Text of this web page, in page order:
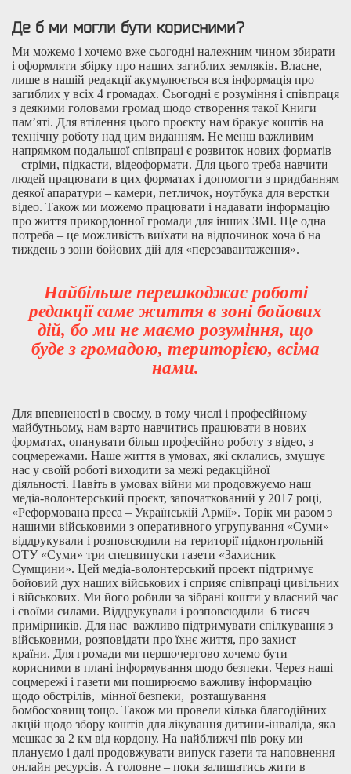
Де б ми могли бути корисними?
Ми можемо і хочемо вже сьогодні належним чином збирати
і оформляти збірку про наших загиблих земляків. Власне,
лише в нашій редакції акумулюється вся інформація про
загиблих у всіх 4 громадах. Сьогодні є розуміння і співпраця
з деякими головами громад щодо створення такої Книги
пам’яті. Для втілення цього проєкту нам бракує коштів на
технічну роботу над цим виданням. Не менш важливим
напрямком подальшої співпраці є розвиток нових форматів
– стріми, підкасти, відеоформати. Для цього треба навчити
людей працювати в цих форматах і допомогти з придбанням
деякої апаратури – камери, петличок, ноутбука для верстки
відео. Також ми можемо працювати і надавати інформацію
про життя прикордонної громади для інших ЗМІ. Ще одна
потреба – це можливість виїхати на відпочинок хоча б на
тиждень з зони бойових дій для «перезавантаження».
Найбільше перешкоджає роботі
редакції саме життя в зоні бойових
дій, бо ми не маємо розуміння, що
буде з громадою, територією, всіма
нами.
Для впевненості в своєму, в тому числі і професійному
майбутньому, нам варто навчитись працювати в нових
форматах, опанувати більш професійно роботу з відео, з
соцмережами. Наше життя в умовах, які склались, змушує
нас у своїй роботі виходити за межі редакційної
діяльності. Навіть в умовах війни ми продовжуємо наш
медіа-волонтерський проєкт, започаткований у 2017 році,
«Реформована преса – Українській Армії». Торік ми разом з
нашими військовими з оперативного угрупування «Суми»
віддрукували і розповсюдили на території підконтрольній
ОТУ «Суми» три спецвипуски газети «Захисник
Сумщини». Цей медіа-волонтерський проект підтримує
бойовий дух наших військових і сприяє співпраці цивільних
і військових. Ми його робили за зібрані кошти у власний час
і своїми силами. Віддрукували і розповсюдили 6 тисяч
примірників. Для нас важливо підтримувати спілкування з
військовими, розповідати про їхнє життя, про захист
країни. Для громади ми першочергово хочемо бути
корисними в плані інформування щодо безпеки. Через наші
соцмережі і газети ми поширюємо важливу інформацію
щодо обстрілів, мінної безпеки, розташування
бомбосховищ тощо. Також ми провели кілька благодійних
акцій щодо збору коштів для лікування дитини-інваліда, яка
мешкає за 2 км від кордону. На найближчі пів року ми
плануємо і далі продовжувати випуск газети та наповнення
онлайн ресурсів. А головне – поки залишатись жити в